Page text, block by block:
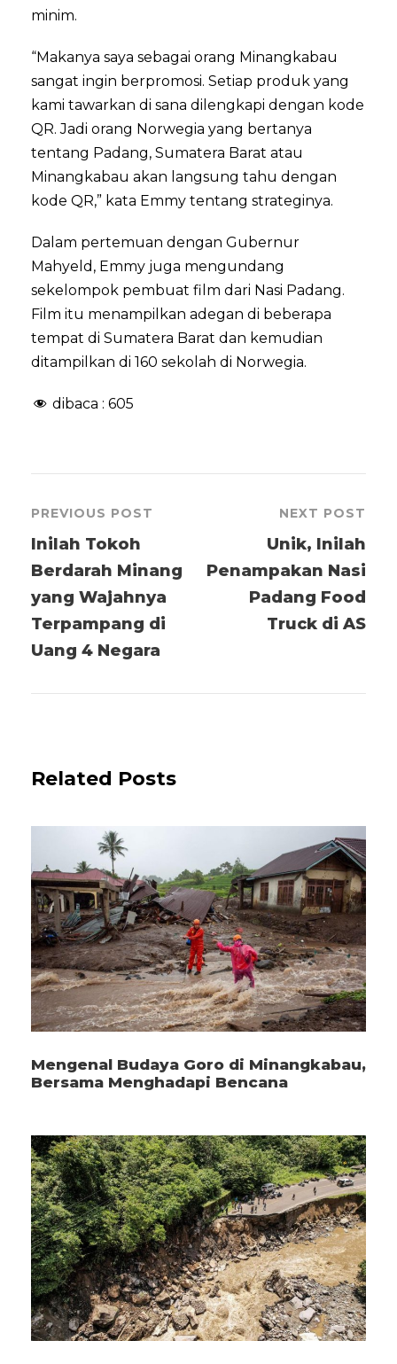
minim.
“Makanya saya sebagai orang Minangkabau
sangat ingin berpromosi. Setiap produk yang
kami tawarkan di sana dilengkapi dengan kode
QR. Jadi orang Norwegia yang bertanya
tentang Padang, Sumatera Barat atau
Minangkabau akan langsung tahu dengan
kode QR,” kata Emmy tentang strateginya.
Dalam pertemuan dengan Gubernur
Mahyeld, Emmy juga mengundang
sekelompok pembuat film dari Nasi Padang.
Film itu menampilkan adegan di beberapa
tempat di Sumatera Barat dan kemudian
ditampilkan di 160 sekolah di Norwegia.
dibaca : 605
PREVIOUS POST
Inilah Tokoh
Berdarah Minang
yang Wajahnya
Terpampang di
Uang 4 Negara
NEXT POST
Unik, Inilah
Penampakan Nasi
Padang Food
Truck di AS
Related Posts
Mengenal Budaya Goro di Minangkabau,
Bersama Menghadapi Bencana